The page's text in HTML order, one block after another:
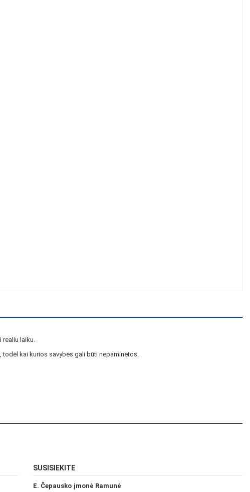
realiu laiku.
kai kurios savybės gali būti nepaminėtos.
SUSISIEKITE
E. Čepausko įmonė Ramunė